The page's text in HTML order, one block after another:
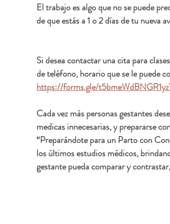
El trabajo es algo que no se puede
de que estás a 1 o 2 días de tu nueva
Si desea contactar una cita para
de teléfono, horario que se le puede
https://forms.gle/
Cada vez más personas gestantes
medicas innecesarias, y prepararse
“Preparándote para un Parto con
los últimos estudios médicos,
gestante pueda comparar y